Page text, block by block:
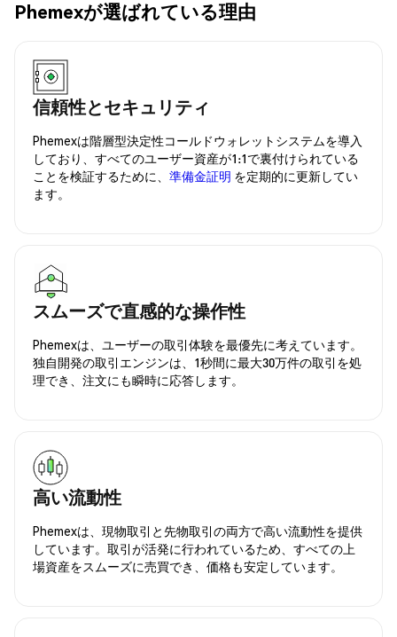
Phemexが選ばれている理由
信頼性とセキュリティ
Phemexは階層型決定性コールドウォレットシステムを導入
しており、すべてのユーザー資産が1:1で裏付けられている
ことを検証するために、 準備金証明 を定期的に更新してい
ます。
スムーズで直感的な操作性
Phemexは、ユーザーの取引体験を最優先に考えています。
独自開発の取引エンジンは、1秒間に最大30万件の取引を処
理でき、注文にも瞬時に応答します。
高い流動性
Phemexは、現物取引と先物取引の両方で高い流動性を提供
しています。取引が活発に行われているため、すべての上
場資産をスムーズに売買でき、価格も安定しています。